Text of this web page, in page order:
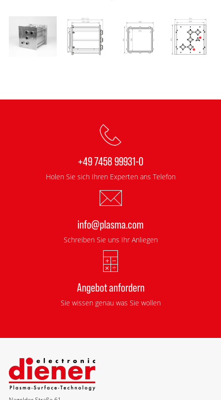
+49 7458 99931-0
Holen Sie sich Ihren Experten ans Telefon
info@plasma.com
Schreiben Sie uns Ihr Anliegen
Angebot anfordern
Sie wissen genau was Sie wollen